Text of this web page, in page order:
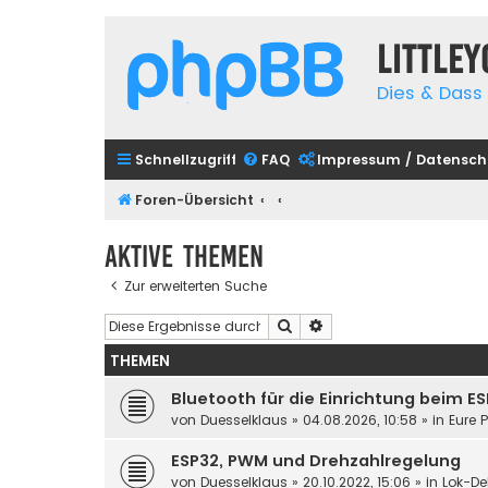
Dies &
Schnellzugriff FAQ Impressum /
Foren-Übersicht
Aktive Themen
Zur erweiterten Suche
Suche
THEMEN
Bluetooth für die Einrichtung beim
von Duesselklaus » 04.08.2026, 10:58 » in Eure
ESP32, PWM und Drehzahlregelung
von Duesselklaus » 20.10.2022, 15:06 » in Lok-